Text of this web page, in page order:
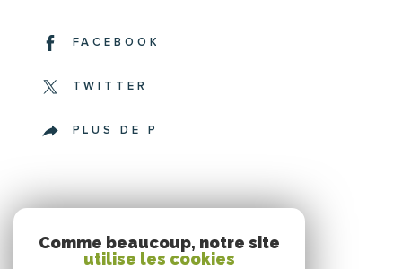
FACEBOOK
TWITTER
PLUS DE PARTAGE
Comme beaucoup, notre site
utilise les cookies